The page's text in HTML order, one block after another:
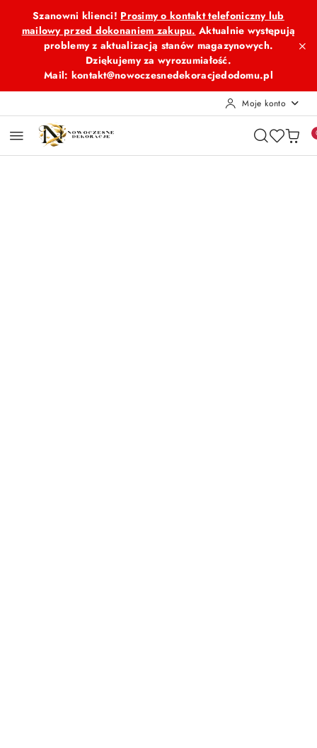
Przejdź do treści głównej
Przejdź do wyszukiwarki
Przejdź do moje konto
Przejdź do menu głównego
Przejdź do opisu produktu
Przejdź do stopki
Szanowni klienci! Prosimy o kontakt telefoniczny lub
mailowy przed dokonaniem zakupu. Aktualnie występują
problemy z aktualizacją stanów magazynowych.
Dziękujemy za wyrozumiałość.
Mail: kontakt@nowoczesnedekoracjedodomu.pl
Moje konto